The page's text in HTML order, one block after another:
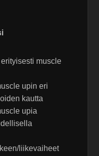
muscle
upin eri
kautta
upia
liikevaiheet